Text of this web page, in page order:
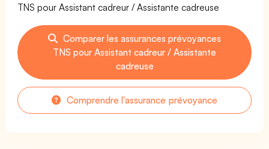
TNS pour Assistant cadreur / Assistante cadreuse
Comparer les assurances prévoyances
TNS pour Assistant cadreur / Assistante
cadreuse
Comprendre l'assurance prévoyance